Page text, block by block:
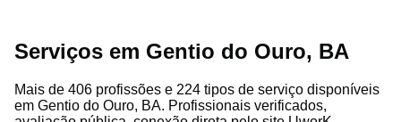
Serviços em Gentio do Ouro, BA
Mais de 406 profissões e 224 tipos de serviço disponíveis
em Gentio do Ouro, BA. Profissionais verificados,